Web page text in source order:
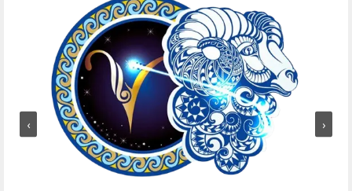
‹ ›